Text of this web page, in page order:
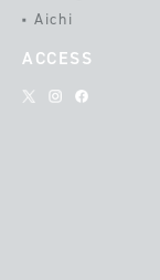
Aichi
ACCESS